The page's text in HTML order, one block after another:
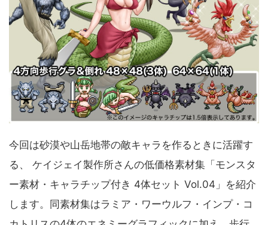
今回は砂漠や山岳地帯の敵キャラを作るときに活躍す
る、 ケイジェイ製作所さんの低価格素材集「モンスタ
ー素材・キャラチップ付き 4体セット Vol.04」を紹介
します。同素材集はラミア・ワーウルフ・インプ・コ